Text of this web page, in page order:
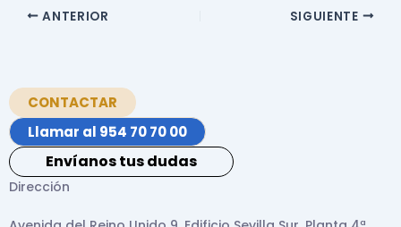
ANTERIOR SIGUIENTE
CONTACTAR
Llamar al 954 70 70 00
Envíanos tus dudas
Dirección